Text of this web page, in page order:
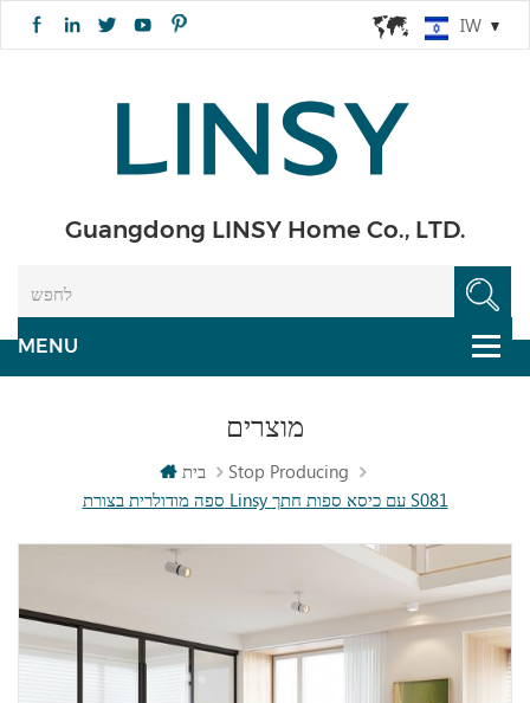
IW
Guangdong LINSY Home Co., LTD.
מוצרים
בית
Stop Producing
ספה מודולרית בצורת Linsy עם כיסא ספות חתך S081